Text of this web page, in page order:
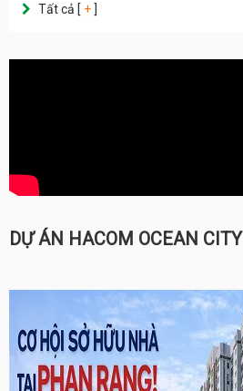
Tất cả [ + ]
DỰ ÁN HACOM OCEAN CITY